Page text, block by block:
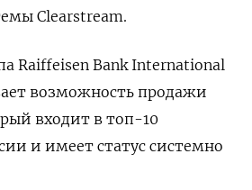
Clearstream.
Raiffeisen Bank International
возможность продажи
входит в топ-10
и имеет статус системно